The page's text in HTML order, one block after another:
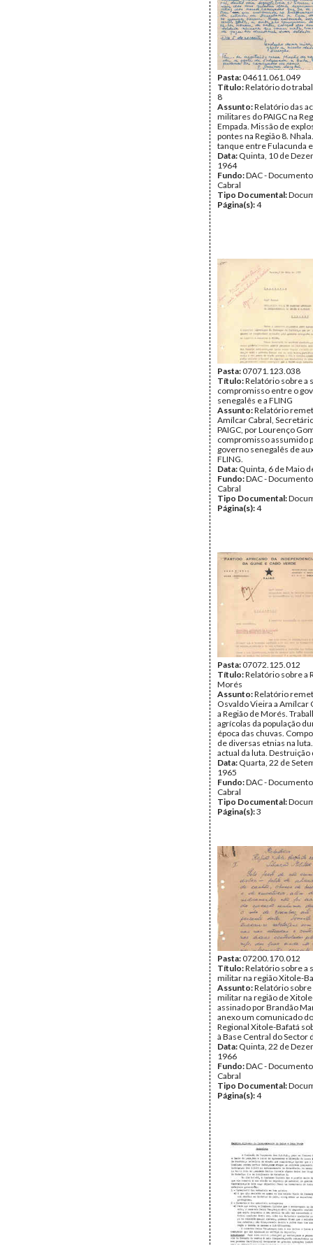
região de Gabú por parte
portugueses;
quartel de Bafatá;
militar portuguesa
Data:Segunda, 16 de
1963
Fundo:DAC -
Cabral
Tipo Documental:
Página(s):5
Pasta:04611.061.049
Título:Relatório do
8
Assunto:Relatório das
militares do PAIGC na
Empada. Missão de
pontes na Região 8.
tanque entre Fulacunda
Data: Quinta, 10 de
1964
Fundo:DAC -
Cabral
Tipo Documental:
Página(s):4
Pasta:07071.123.038
Título:Relatório sobre a
compromisso entre o
senegalês e a FLING
Assunto:Relatório
Amílcar Cabral,
PAIGC, por Lourenço
compromisso assumido
governo senegalês de
FLING.
Data: Quinta, 6 de Maio
Fundo:DAC -
Cabral
Tipo Documental:
Página(s):4
Pasta:07072.125.012
Título:Relatório sobre a
Morés
Assunto:Relatório
Osvaldo Vieira a Amílcar
a Região de Morés.
agrícolas da população
época das chuvas.
de diversas etnias na
actual da luta. Destruição
Data: Quarta, 22 de
1965
Fundo:DAC -
Cabral
Tipo Documental:
Página(s):3
Pasta:07200.170.012
Título:Relatório sobre a
militar na região Xitole-
Assunto:Relatório sobre
militar na região de
assinado por Brandão
anexo um comunicado
Regional Xitole-Bafatá
à Base Central do Sector
Data: Quinta, 22 de
1966
Fundo:DAC -
Cabral
Tipo Documental:
Página(s):4